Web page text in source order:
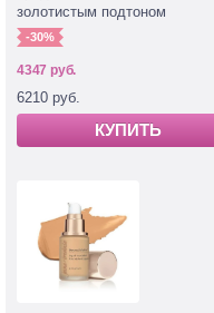
золотистым подтоном
-30%
4347 руб.
6210 руб.
КУПИТЬ